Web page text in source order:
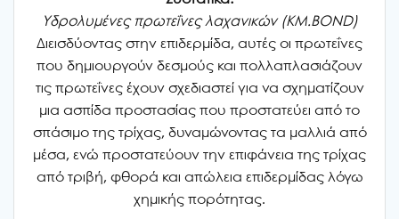
Υδρολυμένες πρωτεΐνες λαχανικών (KM.BOND)
Διεισδύοντας στην επιδερμίδα, αυτές οι πρωτεΐνες
που δημιουργούν δεσμούς και πολλαπλασιάζουν
τις πρωτεΐνες έχουν σχεδιαστεί για να σχηματίζουν
μια ασπίδα προστασίας που προστατεύει από το
σπάσιμο της τρίχας, δυναμώνοντας τα μαλλιά από
μέσα, ενώ προστατεύουν την επιφάνεια της τρίχας
από τριβή, φθορά και απώλεια επιδερμίδας λόγω
χημικής πορότητας.